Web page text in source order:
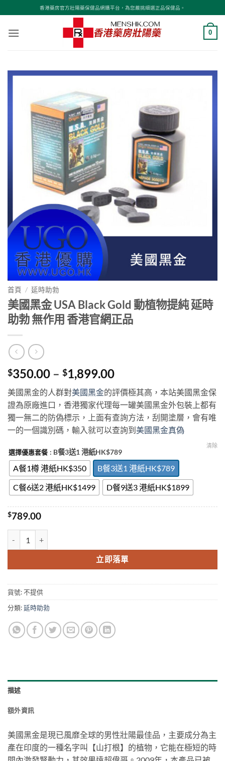
to
content
香港藥房官方壯陽藥保健品網購平台，為您嚴挑細選正品保健品。
0
首頁 / 延時助勃
美國黑金 USA Black Gold 動植物提純 延時
助勃 無作用 香港官網正品
$350.00 – $1,899.00Price
range:
$350.00
through
$1,899.00
美國黑金的人群對美國黑金的評價極其高，本站美國黑金保
證為原廠進口，香港獨家代理每一罐美國黑金外包裝上都有
獨一無二的防偽標示，上面有查詢方法，刮開塗層，會有唯
一的一個識別碼，輸入就可以查詢到 美國黑金真偽
選擇優惠套餐 : B餐3送1 港紙HK$789
A餐1樽 港紙HK$350
B餐3送1 港紙HK$789
C餐6送2 港紙HK$1499
D餐9送3 港紙HK$1899
清除
$789.00
立即落單
貨號:不提供
分類:延時助勃
描述
額外資訊
美國黑金是現已風靡全球的男性壯陽最佳品，主要成分為主
產在印度的一種名字叫【山打根】的植物，它能在極短的時